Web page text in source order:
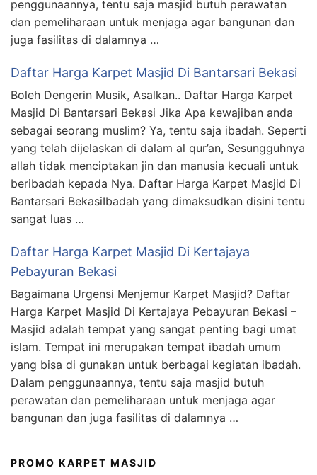
penggunaannya, tentu saja masjid butuh perawatan
dan pemeliharaan untuk menjaga agar bangunan dan
juga fasilitas di dalamnya …
Daftar Harga Karpet Masjid Di Bantarsari Bekasi
Boleh Dengerin Musik, Asalkan.. Daftar Harga Karpet
Masjid Di Bantarsari Bekasi Jika Apa kewajiban anda
sebagai seorang muslim? Ya, tentu saja ibadah. Seperti
yang telah dijelaskan di dalam al qur’an, Sesungguhnya
allah tidak menciptakan jin dan manusia kecuali untuk
beribadah kepada Nya. Daftar Harga Karpet Masjid Di
Bantarsari BekasiIbadah yang dimaksudkan disini tentu
sangat luas …
Daftar Harga Karpet Masjid Di Kertajaya
Pebayuran Bekasi
Bagaimana Urgensi Menjemur Karpet Masjid? Daftar
Harga Karpet Masjid Di Kertajaya Pebayuran Bekasi –
Masjid adalah tempat yang sangat penting bagi umat
islam. Tempat ini merupakan tempat ibadah umum
yang bisa di gunakan untuk berbagai kegiatan ibadah.
Dalam penggunaannya, tentu saja masjid butuh
perawatan dan pemeliharaan untuk menjaga agar
bangunan dan juga fasilitas di dalamnya …
PROMO KARPET MASJID